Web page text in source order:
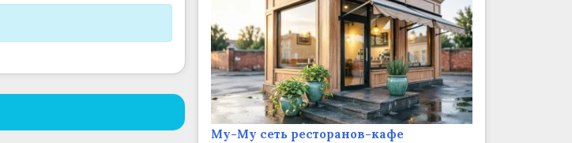
Му-Му сеть ресторанов-кафе